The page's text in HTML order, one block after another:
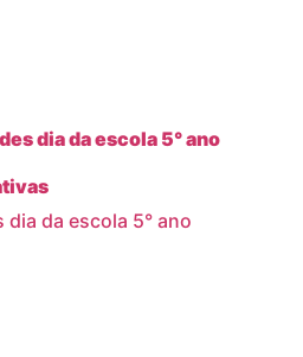
da escola 5° ano